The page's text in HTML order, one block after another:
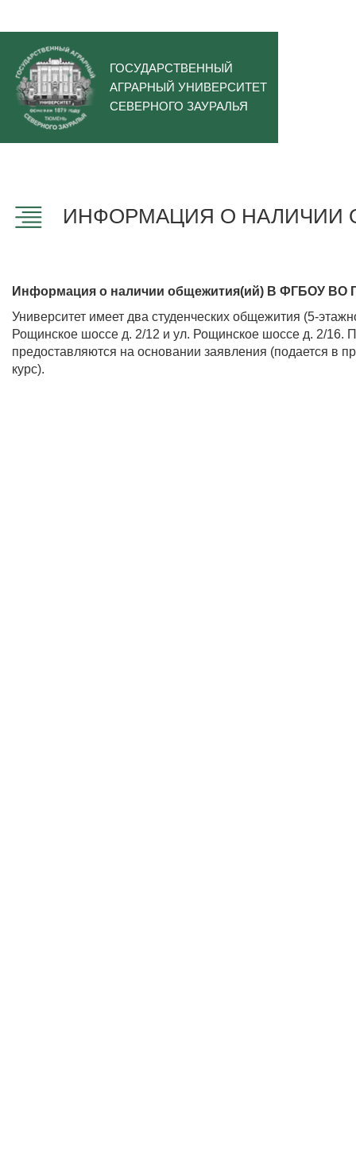
ГОСУДАРСТВЕННЫЙ
АГРАРНЫЙ УНИВЕРСИТЕТ
СЕВЕРНОГО ЗАУРАЛЬЯ
ИНФОРМАЦИЯ О НАЛИЧИИ
Информация о наличии общежития(ий) В ФГБОУ ВО
Университет имеет два студенческих общежития (5-
Рощинское шоссе д. 2/12 и ул. Рощинское шоссе д. 2/16.
предоставляются на основании заявления (подается в
курс).